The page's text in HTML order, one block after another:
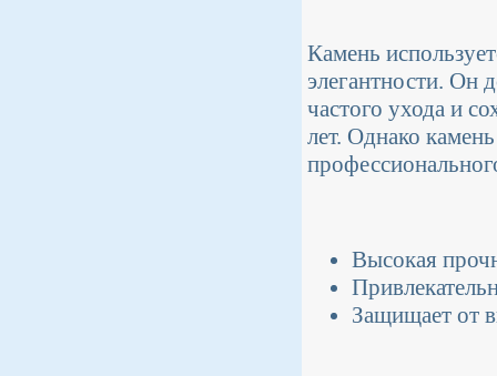
Камень
элегантности. Он
частого ухода и
лет. Однако
Высокая
Защищает от